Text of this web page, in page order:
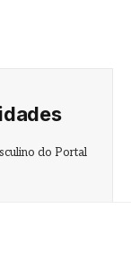
do Portal